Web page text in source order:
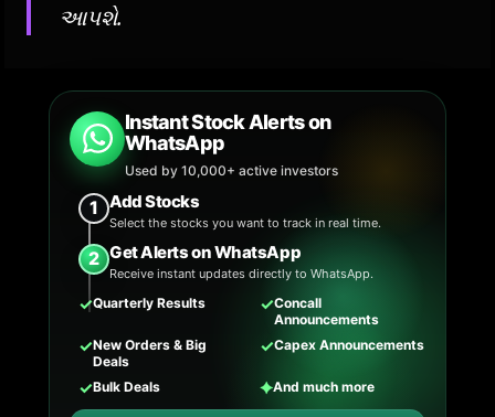
આપશે.
Instant Stock Alerts on
WhatsApp
Used by 10,000+ active investors
1 Add Stocks
Select the stocks you want to track in real time.
2 Get Alerts on WhatsApp
Receive instant updates directly to WhatsApp.
✓Quarterly Results ✓Concall
Announcements
✓New Orders & Big
Deals
✓Capex Announcements
✓Bulk Deals ✦And much more